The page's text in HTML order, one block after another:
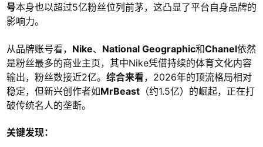
号本身也以超过5亿粉丝位列前茅，这凸显了平台自身品牌的
影响力。
从品牌账号看， Nike、 National Geographic和Chanel依然
是粉丝最多的商业主页，其中Nike凭借持续的体育文化内容
输出，粉丝数接近2亿。 综合来看，2026年的顶流格局相对
稳定，但新兴创作者如MrBeast （约1.5亿）的崛起，正在打
破传统名人的垄断。
关键发现：